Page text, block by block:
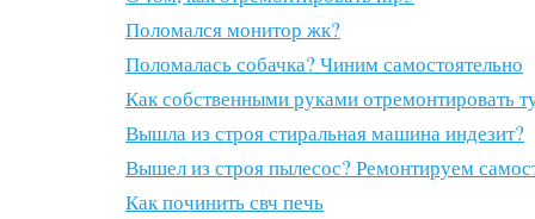
Поломался монитор жк?
Поломалась собачка? Чиним самостоятельно
Как собственными руками отремонтировать
Вышла из строя стиральная машина индезит?
Вышел из строя пылесос? Ремонтируем
Как починить свч печь